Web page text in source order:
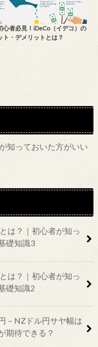
心者必見！iDeCo（イデコ）の
ト・デメリットとは？
知っておいた方がいい
は？｜初心者が知っ
礎知識3
は？｜初心者が知っ
礎知識2
－NZドル円サヤ幅は
期待できる？